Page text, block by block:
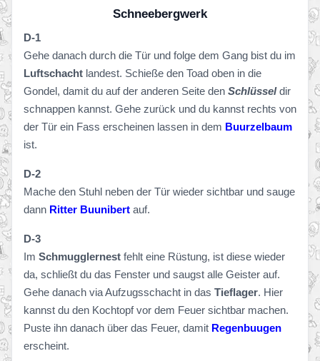
Schneebergwerk
D-1
Gehe danach durch die Tür und folge dem Gang bist du im
Luftschacht landest. Schieße den Toad oben in die
Gondel, damit du auf der anderen Seite den Schlüsseldir
schnappen kannst. Gehe zurück und du kannst rechts von
der Tür ein Fass erscheinen lassen in dem Buurzelbaum
ist.
D-2
Mache den Stuhl neben der Tür wieder sichtbar und sauge
dann Ritter Buunibert auf.
D-3
Im Schmugglernest fehlt eine Rüstung, ist diese wieder
da, schließt du das Fenster und saugst alle Geister auf.
Gehe danach via Aufzugsschacht in das Tieflager. Hier
kannst du den Kochtopf vor dem Feuer sichtbar machen.
Puste ihn danach über das Feuer, damit Regenbuugen
erscheint.